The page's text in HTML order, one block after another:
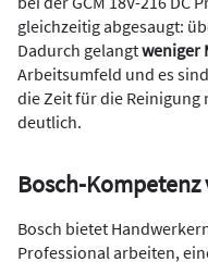
gleichzeitig abgesaugt:
Dadurch gelangtweniger
Arbeitsumfeld und es
die Zeit für die Reinigung
deutlich.
Bosch-Kompetenz
Bosch bietet
Professional arbeiten,